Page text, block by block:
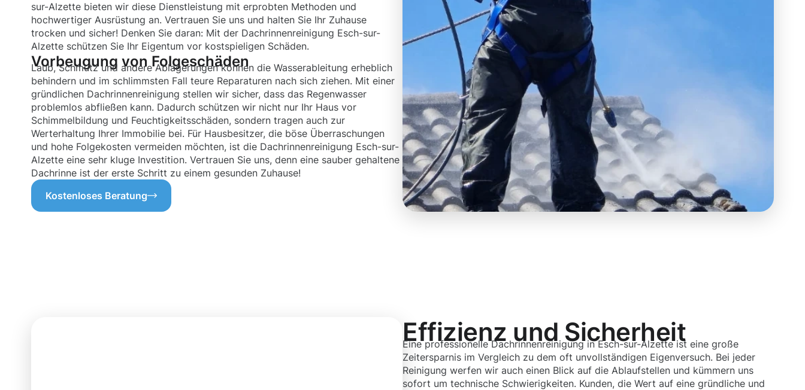
sur-Alzette bieten wir diese Dienstleistung mit erprobten Methoden und
hochwertiger Ausrüstung an. Vertrauen Sie uns und halten Sie Ihr Zuhause
trocken und sicher! Denken Sie daran: Mit der Dachrinnenreinigung Esch-sur-
Alzette schützen Sie Ihr Eigentum vor kostspieligen Schäden.
Vorbeugung von Folgeschäden
Laub, Schmutz und andere Ablagerungen können die Wasserableitung erheblich
behindern und im schlimmsten Fall teure Reparaturen nach sich ziehen. Mit einer
gründlichen Dachrinnenreinigung stellen wir sicher, dass das Regenwasser
problemlos abfließen kann. Dadurch schützen wir nicht nur Ihr Haus vor
Schimmelbildung und Feuchtigkeitsschäden, sondern tragen auch zur
Werterhaltung Ihrer Immobilie bei. Für Hausbesitzer, die böse Überraschungen
und hohe Folgekosten vermeiden möchten, ist die Dachrinnenreinigung Esch-sur-
Alzette eine sehr kluge Investition. Vertrauen Sie uns, denn eine sauber gehaltene
Dachrinne ist der erste Schritt zu einem gesunden Zuhause!
Kostenloses Beratung
Effizienz und Sicherheit
Eine professionelle Dachrinnenreinigung in Esch-sur-Alzette ist eine große
Zeitersparnis im Vergleich zu dem oft unvollständigen Eigenversuch. Bei jeder
Reinigung werfen wir auch einen Blick auf die Ablaufstellen und kümmern uns
sofort um technische Schwierigkeiten. Kunden, die Wert auf eine gründliche und